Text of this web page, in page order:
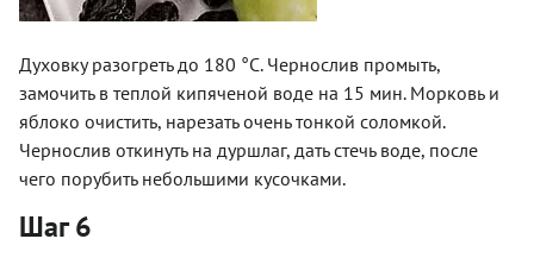
Духовку разогреть до 180 °С. Чернослив промыть,
замочить в теплой кипяченой воде на 15 мин. Морковь и
яблоко очистить, нарезать очень тонкой соломкой.
Чернослив откинуть на дуршлаг, дать стечь воде, после
чего порубить небольшими кусочками.
Шаг 6